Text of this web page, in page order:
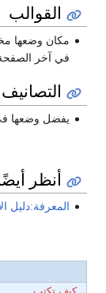
القوالب
مكان وضعها
في آخر
يفضل وضعها
أنظر
المعرفة:دليل